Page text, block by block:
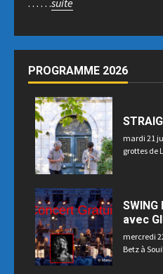
. . . . . .suite
PROGRAMME 2026
mardi 21
grottes de
SWING
avec
mercredi
Betz à